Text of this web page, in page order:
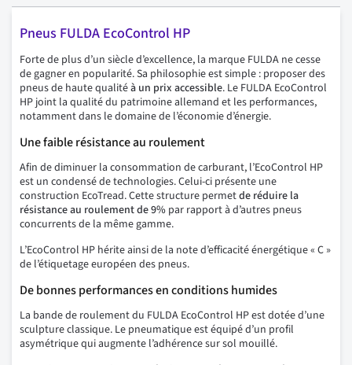
Pneus FULDA EcoControl HP
Forte de plus d’un siècle d’excellence, la marque FULDA ne cesse
de gagner en popularité. Sa philosophie est simple : proposer des
pneus de haute qualitéà un prix accessible. Le FULDA EcoControl
HP joint la qualité du patrimoine allemand et les performances,
notamment dans le domaine de l’économie d’énergie.
Une faible résistance au roulement
Afin de diminuer la consommation de carburant, l’EcoControl HP
est un condensé de technologies. Celui-ci présente une
construction EcoTread. Cette structure permetde réduire la
résistance au roulement de 9% par rapport à d’autres pneus
concurrents de la même gamme.
L’EcoControl HP hérite ainsi de la note d’efficacité énergétique « C »
de l’étiquetage européen des pneus.
De bonnes performances en conditions humides
La bande de roulement du FULDA EcoControl HP est dotée d’une
sculpture classique. Le pneumatique est équipé d’un profil
asymétrique qui augmente l’adhérence sur sol mouillé.